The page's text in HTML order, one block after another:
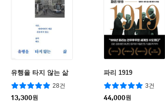
유행을 타지 않는 삶
28건
13,300원
파리 1919
3건
44,000원